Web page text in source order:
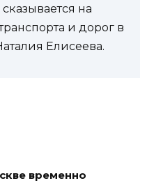
на
и дорог в
Елисеева.
временно